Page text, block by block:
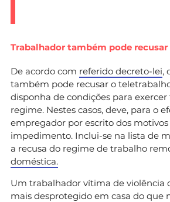
Trabalhador também pode
De acordo com referido decreto-lei,
também pode recusar o
disponha de condições para exercer
regime. Nestes casos, deve, para o
empregador por escrito dos motivos
impedimento. Inclui-se na lista de
a recusa do regime de trabalho
doméstica.
Um trabalhador vítima de violência
mais desprotegido em casa do que